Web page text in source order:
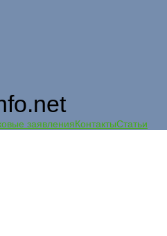
заявленияКонтактыСтатьи